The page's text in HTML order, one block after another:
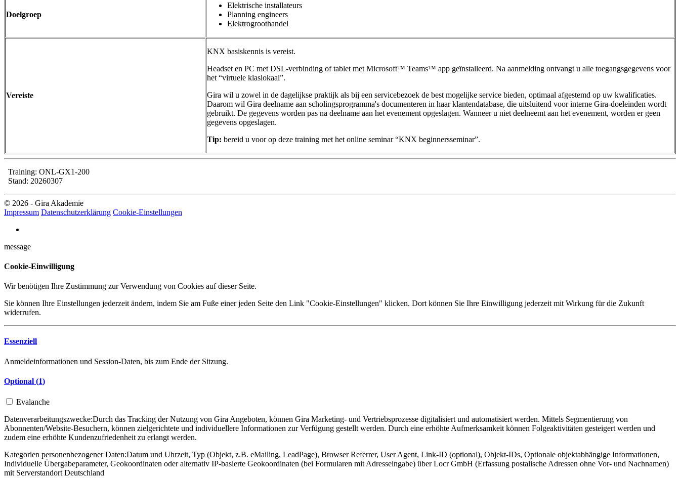
Doelgroep
Elektrische installateurs
Planning engineers
Elektrogroothandel
Vereiste
KNX basiskennis is vereist.
Headset en PC met DSL-verbinding of tablet met Microsoft™ Teams™ app geïnstalleerd. Na aanmelding ontvangt u alle toegangsgegevens voor
het “virtuele klaslokaal”.
Gira wil u zowel in de dagelijkse praktijk als bij een servicebezoek de best mogelijke service bieden, optimaal afgestemd op uw kwalificaties.
Daarom wil Gira deelname aan scholingsprogramma's documenteren in haar klantendatabase, die uitsluitend voor interne Gira-doeleinden wordt
gebruikt. De gegevens worden pas na deelname aan het evenement opgeslagen. Wanneer u niet deelneemt aan het evenement, worden er geen
gegevens opgeslagen.
Tip: bereid u voor op deze training met het online seminar “KNX beginnersseminar”.
Training: ONL-GX1-200
Stand: 20260307
© 2026 - Gira Akademie
Impressum Datenschutzerklärung Cookie-Einstellungen
message
Cookie-Einwilligung
Wir benötigen Ihre Zustimmung zur Verwendung von Cookies auf dieser Seite.
Sie können Ihre Einstellungen jederzeit ändern, indem Sie am Fuße einer jeden Seite den Link "Cookie-Einstellungen" klicken. Dort können Sie Ihre Einwilligung jederzeit mit Wirkung für die Zukunft
widerrufen.
Essenziell
Anmeldeinformationen und Session-Daten, bis zum Ende der Sitzung.
Optional (1)
Evalanche
Datenverarbeitungszwecke:Durch das Tracking der Nutzung von Gira Angeboten, können Gira Marketing- und Vertriebsprozesse digitalisiert und automatisiert werden. Mittels Segmentierung von
Abonnenten/Website-Besuchern, können zielgerichtete und individuellere Informationen zur Verfügung gestellt werden. Durch eine erhöhte Aufmerksamkeit können Folgeaktivitäten gesteigert werden und
zudem eine erhöhte Kundenzufriedenheit zu erlangt werden.
Kategorien personenbezogener Daten:Datum und Uhrzeit, Typ (Objekt, z.B. eMailing, LeadPage), Browser Referrer, User Agent, Link-ID (optional), Objekt-IDs, Optionale objektabhängige Informationen,
Individuelle Übergabeparameter, Geokoordinaten oder alternativ IP-basierte Geokoordinaten (bei Formularen mit Adresseingabe) über Locr GmbH (Erfassung postalische Adressen ohne Vor- und Nachnamen)
mit Serverstandort Deutschland